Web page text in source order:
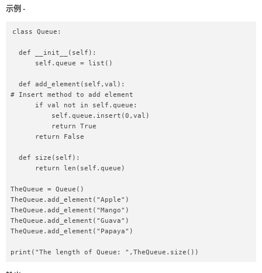
示例 -
class Queue:
# Insert method to add element
TheQueue = Queue()
TheQueue.add_element("Apple")
TheQueue.add_element("Mango")
TheQueue.add_element("Guava")
TheQueue.add_element("Papaya")
print("The length of Queue: ",TheQueue.size())